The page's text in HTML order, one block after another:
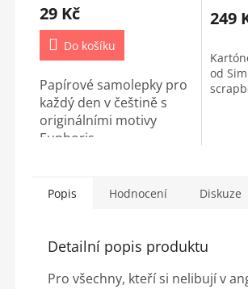
29 Kč
Do košíku
Papírové samolepky pro
každý den v češtině s
originálními motivy
Euphoris.
249
od
Popis Hodnocení Diskuze
Detailní popis produktu
Pro všechny, kteří si nelibují v